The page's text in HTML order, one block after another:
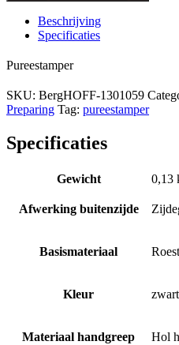
Beschrijving
Specificaties
Pureestamper
SKU: BergHOFF-1301059
Preparing Tag: pureestamper
Specificaties
Gewicht 0,13
Afwerking buitenzijde
Basismateriaal
Kleur zwart
Materiaal handgreep Hol